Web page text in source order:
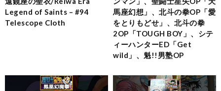
Legend of Saints – #94
Telescope Cloth
馬座幻想」、北斗の拳OP「愛
をとりもどせ」、北斗の拳
2OP「TOUGH BOY」、シテ
ィーハンターED「Get
wild」、魁!!男塾OP